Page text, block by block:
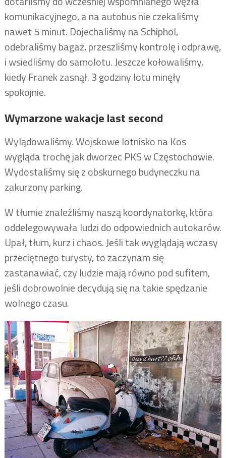
komunikacyjnego, a na autobus nie czekaliśmy
nawet 5 minut. Dojechaliśmy na Schiphol,
odebraliśmy bagaż, przeszliśmy kontrolę i odprawę,
i wsiedliśmy do samolotu. Jeszcze kołowaliśmy,
kiedy Franek zasnął. 3 godziny lotu minęły
spokojnie.
Wymarzone wakacje last second
Wylądowaliśmy. Wojskowe lotnisko na Kos
wygląda trochę jak dworzec PKS w Częstochowie.
Wydostaliśmy się z obskurnego budyneczku na
zakurzony parking.
W tłumie znaleźliśmy naszą koordynatorkę, która
oddelegowywała ludzi do odpowiednich autokarów.
Upał, tłum, kurz i chaos. Jeśli tak wyglądają wczasy
przeciętnego turysty, to zaczynam się
zastanawiać, czy ludzie mają równo pod sufitem,
jeśli dobrowolnie decydują się na takie spędzanie
wolnego czasu.